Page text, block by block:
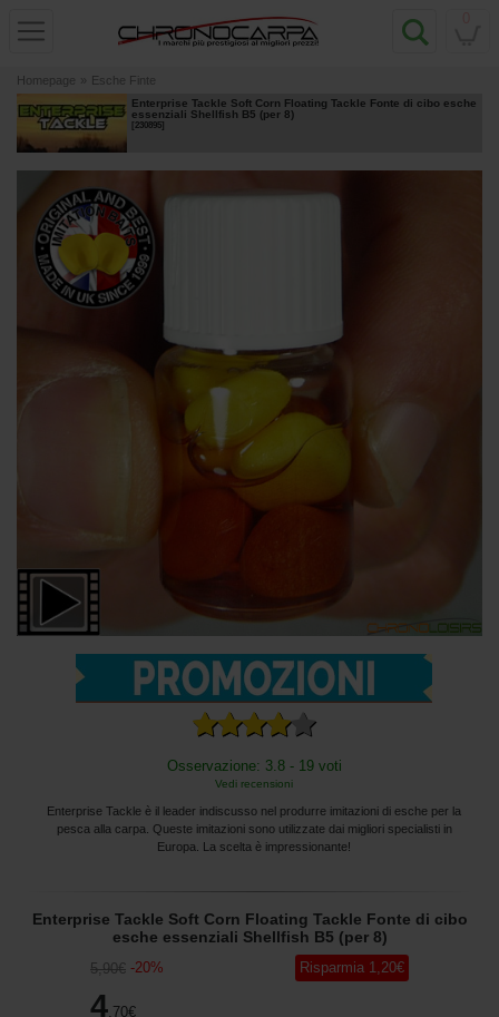
Homepage » Esche Finte
Enterprise Tackle Soft Corn Floating Tackle Fonte di cibo esche
essenziali Shellfish B5 (per 8)
[230895]
Osservazione: 3.8 - 19 voti
Vedi recensioni
Enterprise Tackle è il leader indiscusso nel produrre imitazioni di esche per la
pesca alla carpa. Queste imitazioni sono utilizzate dai migliori specialisti in
Europa. La scelta è impressionante!
Enterprise Tackle Soft Corn Floating Tackle Fonte di cibo
esche essenziali Shellfish B5 (per 8)
5,90€ -20%
4 ,70€
Risparmia 1 ,20€